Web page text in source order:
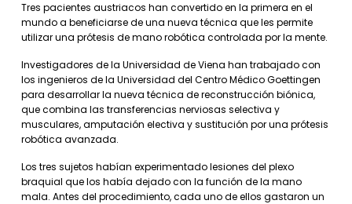
Tres pacientes austriacos han convertido en la primera en el
mundo a beneficiarse de una nueva técnica que les permite
utilizar una prótesis de mano robótica controlada por la mente.
Investigadores de la Universidad de Viena han trabajado con
los ingenieros de la Universidad del Centro Médico Goettingen
para desarrollar la nueva técnica de reconstrucción biónica,
que combina las transferencias nerviosas selectiva y
musculares, amputación electiva y sustitución por una prótesis
robótica avanzada.
Los tres sujetos habían experimentado lesiones del plexo
braquial que los había dejado con la función de la mano
mala. Antes del procedimiento, cada uno de ellos gastaron un